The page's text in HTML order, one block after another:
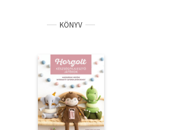
KÖNYV